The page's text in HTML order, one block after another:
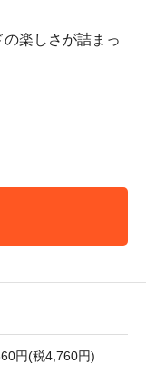
楽しさが詰まっ
円(税4,760円)